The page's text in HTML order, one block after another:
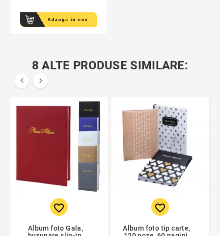
Adauga in cos
8 ALTE PRODUSE SIMILARE:
 
favorite_border
Album foto Gala,
favorite_border
Album foto tip carte,